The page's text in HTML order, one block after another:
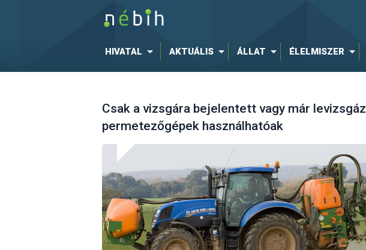
HIVATAL AKTUÁLIS ÁLLAT ÉLELMISZER
Csak a vizsgára bejelentett vagy már
permetezőgépek használhatóak